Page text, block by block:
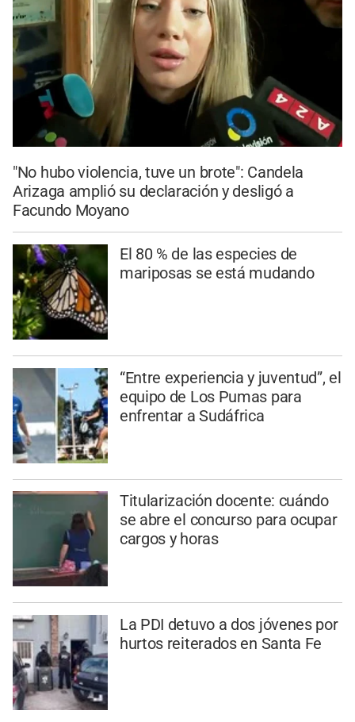
"No hubo violencia, tuve un brote": Candela
Arizaga amplió su declaración y desligó a
Facundo Moyano
El 80 % de las especies de
mariposas se está mudando
“Entre experiencia y juventud”, el
equipo de Los Pumas para
enfrentar a Sudáfrica
Titularización docente: cuándo
se abre el concurso para ocupar
cargos y horas
La PDI detuvo a dos jóvenes por
hurtos reiterados en Santa Fe